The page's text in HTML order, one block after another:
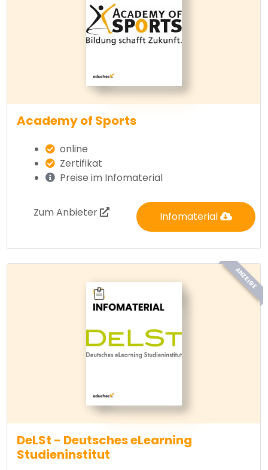
Academy of Sports
online
Zertifikat
Preise im Infomaterial
Zum Anbieter Infomaterial
ANZEIGE
DeLSt - Deutsches eLearning
Studieninstitut